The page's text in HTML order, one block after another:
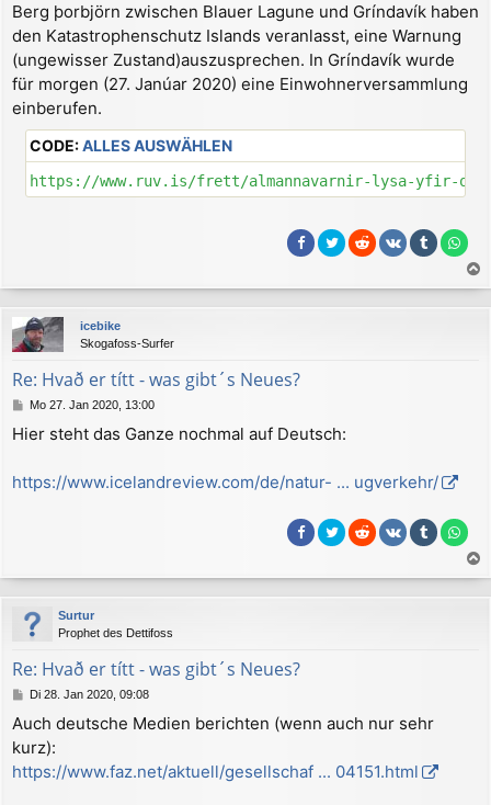
a
g
Berg þorbjörn zwischen Blauer Lagune und Gríndavík haben
den Katastrophenschutz Islands veranlasst, eine Warnung
(ungewisser Zustand)auszusprechen. In Gríndavík wurde
für morgen (27. Janúar 2020) eine Einwohnerversammlung
einberufen.
CODE:ALLES AUSWÄHLEN
https://www.ruv.is/frett/almannavarnir-lysa-yfir-
a
c
icebike
Skogafoss-Surfer
Re: Hvað er títt - was gibt´s Neues?
B
i
a
Mo 27. Jan 2020, 13:00
Hier steht das Ganze nochmal auf Deutsch:
https://www.icelandreview.com/de/natur- ... ugverkehr/
a
c
Surtur
Prophet des Dettifoss
Re: Hvað er títt - was gibt´s Neues?
B
i
t
a
Di 28. Jan 2020, 09:08
Auch deutsche Medien berichten (wenn auch nur sehr
kurz):
https://www.faz.net/aktuell/gesellschaf ... 04151.html